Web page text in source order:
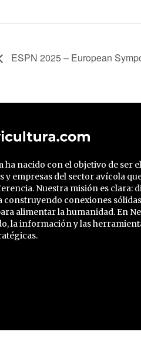
ESPN 2025 – European
ha nacido con el objetivo de ser
y empresas del sector avícola
Nuestra misión es clara:
conexiones
alimentar la humanidad. En
la información y las